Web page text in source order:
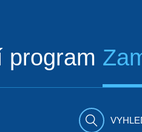
program